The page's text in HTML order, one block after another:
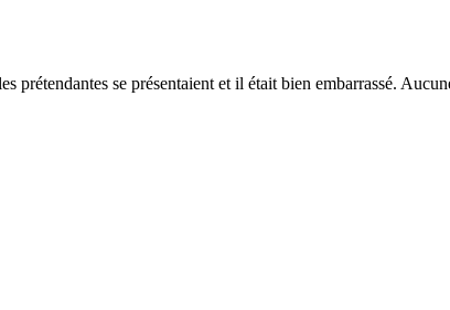
se présentaient et il était bien embarrassé.